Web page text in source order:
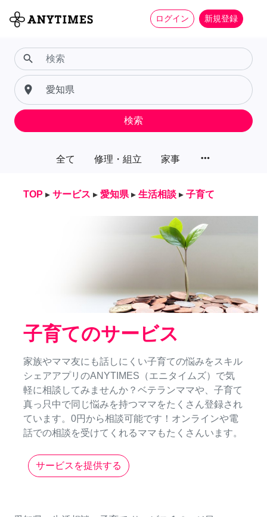
ログイン 新規登録
全て 修理・組立 家事 more_horiz
search
place
検索
TOP ▸ サービス ▸ 愛知県 ▸ 生活相談 ▸ 子育て
子育てのサービス
家族やママ友にも話しにくい子育ての悩みをスキル
シェアアプリのANYTIMES（エニタイムズ）で気
軽に相談してみませんか？ベテランママや、子育て
真っ只中で同じ悩みを持つママをたくさん登録され
ています。0円から相談可能です！オンラインや電
話での相談を受けてくれるママもたくさんいます。
サービスを提供する